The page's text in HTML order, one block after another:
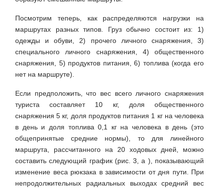
Посмотрим теперь, как распределяются нагрузки на
маршрутах разных типов. Груз обычно состоит из: 1)
одежды и обуви, 2) прочего личного снаряжения, 3)
специального личного снаряжения, 4) общественного
снаряжения, 5) продуктов питания, 6) топлива (когда его
нет на маршруте).
Если предположить, что вес всего личного снаряжения
туриста составляет 10 кг, доля общественного
снаряжения 5 кг, доля продуктов питания 1 кг на человека
в день и доля топлива 0,1 кг на человека в день (это
общепринятые средние нормы), то для линейного
маршрута, рассчитанного на 20 ходовых дней, можно
составить следующий график (рис. 3, а ), показывающий
изменение веса рюкзака в зависимости от дня пути. При
непродолжительных радиальных выходах средний вес